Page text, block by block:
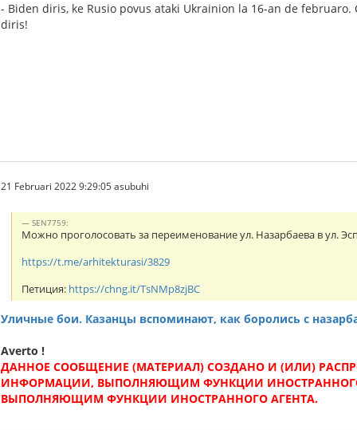
- Biden diris, ke Rusio povus ataki Ukrainion la 16-an de
diris!
21 Februari 2022 9:29:05 asubuhi
SEN7759:
Можно проголосовать за переименование ул. Назарбаева в ул.
https://t.me/arhitekturasi/3829
Петиция: https://chng.it/TsNMp8zjBC
Уличные бои. Казанцы вспоминают, как боролись с
Averto !
ДАННОЕ СООБЩЕНИЕ (МАТЕРИАЛ) СОЗДАНО И (ИЛИ)
ИНФОРМАЦИИ, ВЫПОЛНЯЮЩИМ ФУНКЦИИ
ВЫПОЛНЯЮЩИМ ФУНКЦИИ ИНОСТРАННОГО АГЕНТА.